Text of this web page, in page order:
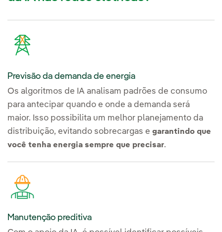
Previsão da demanda de energia
Os algoritmos de IA analisam padrões de consumo
para antecipar quando e onde a demanda será
maior. Isso possibilita um melhor planejamento da
distribuição, evitando sobrecargas e garantindo que
você tenha energia sempre que precisar.
Manutenção preditiva